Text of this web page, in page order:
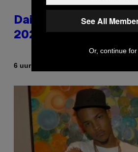
Daily Horoscope:
2026
6 uur geleden
See All
Or, continue